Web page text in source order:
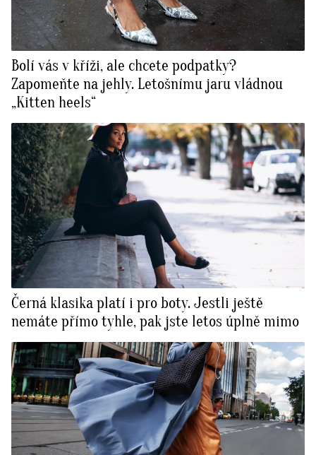
Bolí vás v kříži, ale chcete podpatky?
Zapomeňte na jehly. Letošnímu jaru vládnou
„Kitten heels“
Černá klasika platí i pro boty. Jestli ještě
nemáte přímo tyhle, pak jste letos úplně mimo